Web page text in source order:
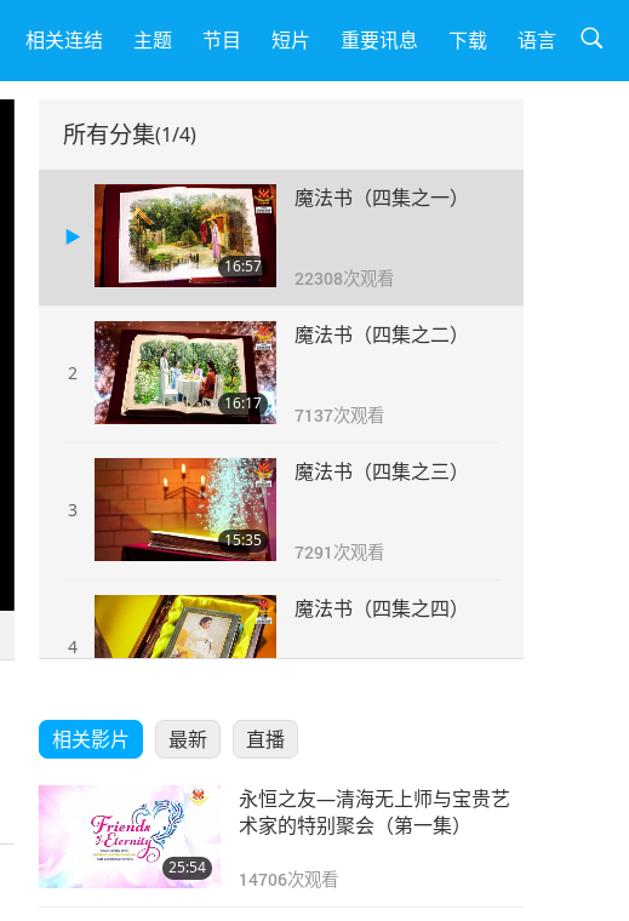
相关连结 主题 节目 短片 重要讯息 下载 语言
所有分集(1/4)
16:57
魔法书（四集之一）
22308次观看
2
16:17
魔法书（四集之二）
7137次观看
3
15:35
魔法书（四集之三）
7291 次观看
4
魔法书（四集之四）
相关影片 最新 直播
25:54
永恒之友—清海无上师与宝贵艺
术家的特别聚会（第一集）
14706次观看